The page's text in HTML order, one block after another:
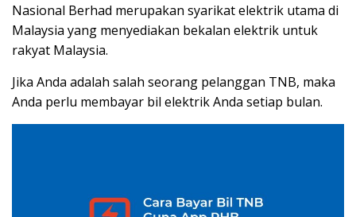
Nasional Berhad merupakan syarikat elektrik utama di
Malaysia yang menyediakan bekalan elektrik untuk
rakyat Malaysia.
Jika Anda adalah salah seorang pelanggan TNB, maka
Anda perlu membayar bil elektrik Anda setiap bulan.